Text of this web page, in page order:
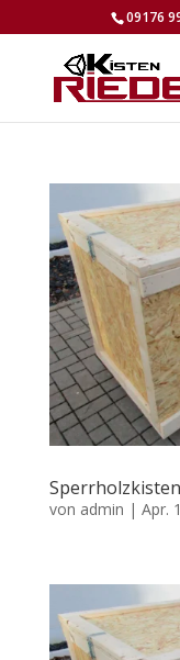
09176
von admin | Apr.